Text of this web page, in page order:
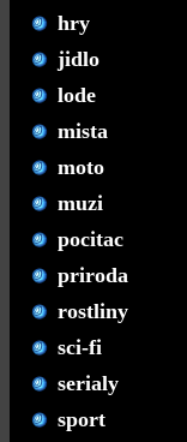
hry
jidlo
lode
mista
moto
muzi
pocitac
priroda
rostliny
sci-fi
serialy
sport